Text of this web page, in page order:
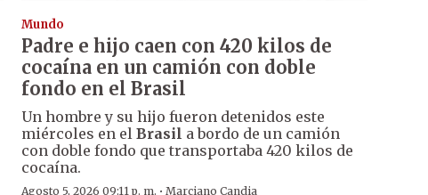
Mundo
Padre e hijo caen con 420 kilos de
cocaína en un camión con doble
fondo en el Brasil
Un hombre y su hijo fueron detenidos este
miércoles en el Brasil a bordo de un camión
con doble fondo que transportaba 420 kilos de
cocaína.
Agosto 5, 2026 09:11 p. m. Marciano Candia